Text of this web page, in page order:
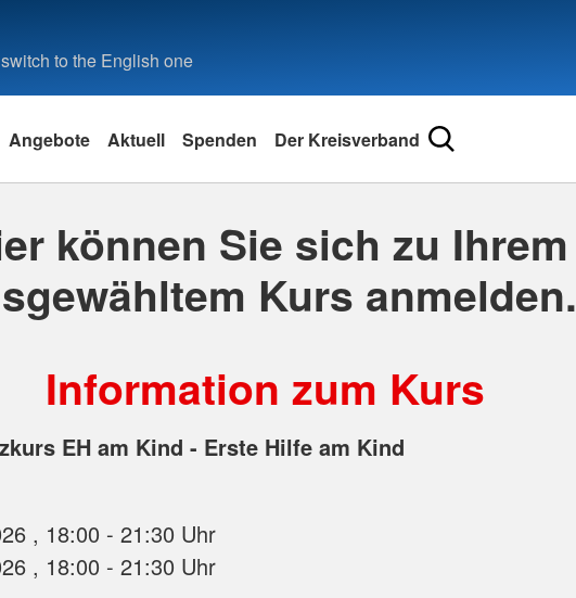
to the English one
Angebote Aktuell Spenden Der Kreisverband
können Sie sich zu Ihrem
Kurs anmelden.
Information zum Kurs
EH am Kind - Erste Hilfe am Kind
06.10.2026 , 18:00 - 21:30 Uhr
20.10.2026 , 18:00 - 21:30 Uhr